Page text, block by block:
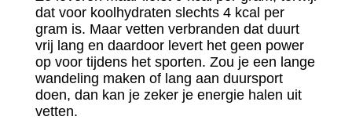
dat voor koolhydraten slechts 4 kcal per
gram is. Maar vetten verbranden dat duurt
vrij lang en daardoor levert het geen power
op voor tijdens het sporten. Zou je een lange
wandeling maken of lang aan duursport
doen, dan kan je zeker je energie halen uit
vetten.